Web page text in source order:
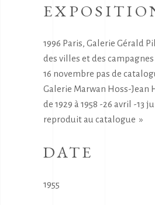
1996 Paris, Galerie Gérald
des villes et des
16 novembre pas de
Galerie Marwan Hoss-Jean
de 1929 à 1958 -26 avril -13
reproduit au catalogue »
DATE
1955